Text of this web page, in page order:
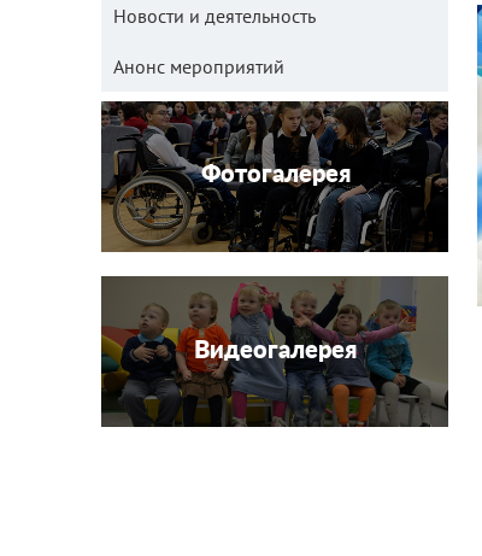
Новости и деятельность
Анонс мероприятий
Фотогалерея
Видеогалерея